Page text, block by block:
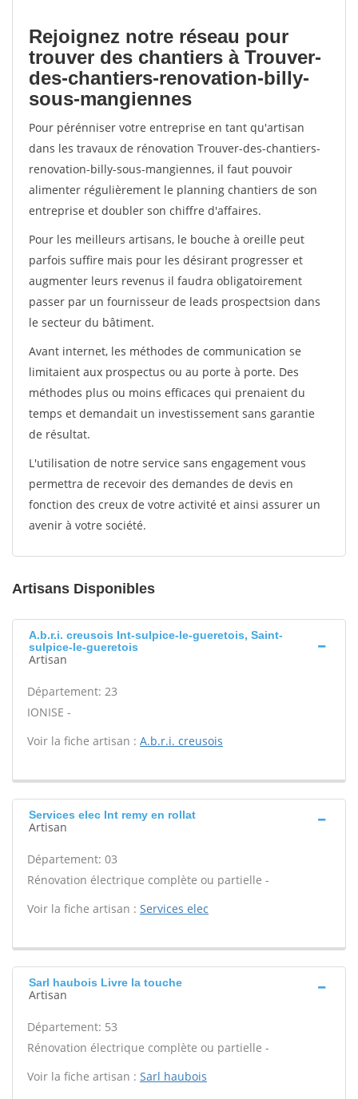
Rejoignez notre réseau pour
trouver des chantiers à Trouver-
des-chantiers-renovation-billy-
sous-mangiennes
Pour pérénniser votre entreprise en tant qu'artisan
dans les travaux de rénovation Trouver-des-chantiers-
renovation-billy-sous-mangiennes, il faut pouvoir
alimenter régulièrement le planning chantiers de son
entreprise et doubler son chiffre d'affaires.
Pour les meilleurs artisans, le bouche à oreille peut
parfois suffire mais pour les désirant progresser et
augmenter leurs revenus il faudra obligatoirement
passer par un fournisseur de leads prospectsion dans
le secteur du bâtiment.
Avant internet, les méthodes de communication se
limitaient aux prospectus ou au porte à porte. Des
méthodes plus ou moins efficaces qui prenaient du
temps et demandait un investissement sans garantie
de résultat.
L'utilisation de notre service sans engagement vous
permettra de recevoir des demandes de devis en
fonction des creux de votre activité et ainsi assurer un
avenir à votre société.
Artisans Disponibles
A.b.r.i. creusois Int-sulpice-le-gueretois, Saint-
sulpice-le-gueretois
Artisan
Département: 23
IONISE -
Voir la fiche artisan : A.b.r.i. creusois
Services elec Int remy en rollat
Artisan
Département: 03
Rénovation électrique complète ou partielle -
Voir la fiche artisan : Services elec
Sarl haubois Livre la touche
Artisan
Département: 53
Rénovation électrique complète ou partielle -
Voir la fiche artisan : Sarl haubois